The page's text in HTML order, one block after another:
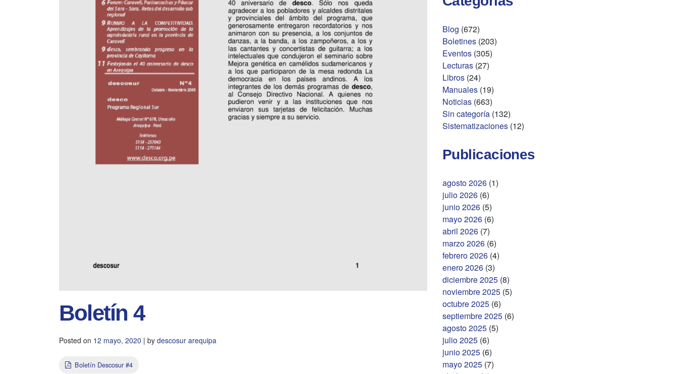
Boletín 4
Posted on 12 mayo, 2020 | by descosur arequipa
Boletín Descosur #4
Blog (672)
Boletines (203)
Eventos (305)
Lecturas (27)
Libros (24)
Manuales (19)
Noticias (663)
Sin categoría (132)
Sistematizaciones (12)
Publicaciones
agosto 2026 (1)
julio 2026 (6)
junio 2026 (5)
mayo 2026 (6)
abril 2026 (7)
marzo 2026 (6)
febrero 2026 (4)
enero 2026 (3)
diciembre 2025 (8)
noviembre 2025 (5)
octubre 2025 (6)
septiembre 2025 (6)
agosto 2025 (5)
julio 2025 (6)
junio 2025 (6)
mayo 2025 (7)